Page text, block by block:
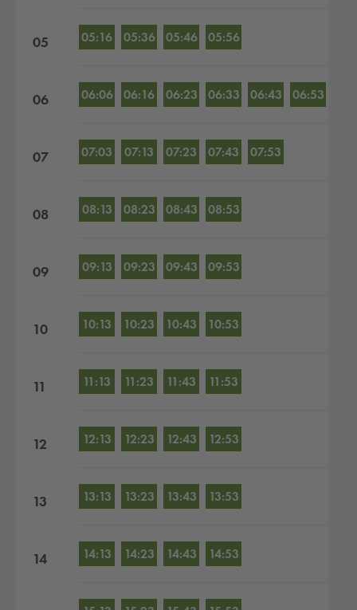
05 05:16 05:36 05:46 05:56
06 06:06 06:16 06:23 06:33 06:43 06:53
07 07:03 07:13 07:23 07:43 07:53
08 08:13 08:23 08:43 08:53
09 09:13 09:23 09:43 09:53
10 10:13 10:23 10:43 10:53
11 11:13 11:23 11:43 11:53
12 12:13 12:23 12:43 12:53
13 13:13 13:23 13:43 13:53
14 14:13 14:23 14:43 14:53